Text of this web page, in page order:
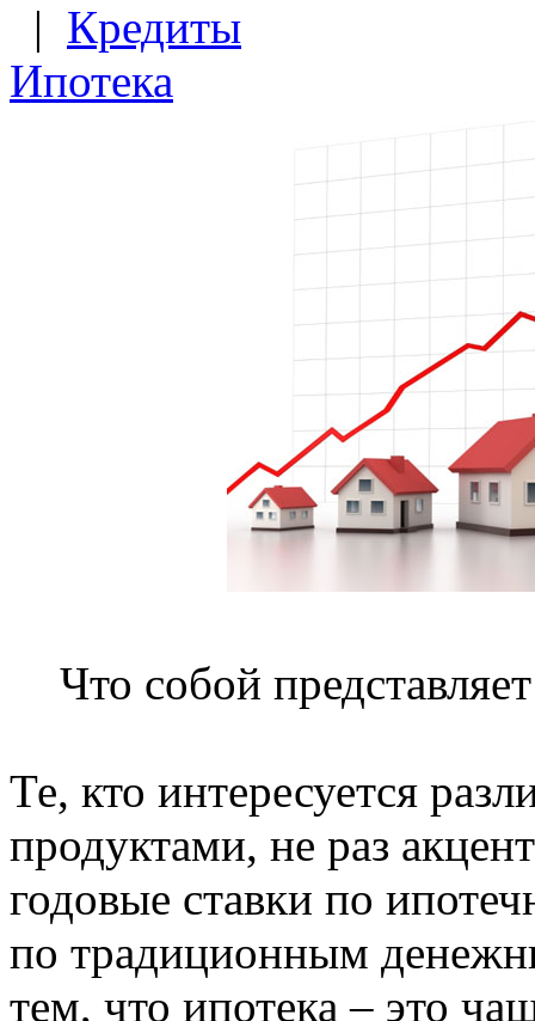
| Кредиты
Ипотека
Что собой
Те, кто интересуется
продуктами, не раз
годовые ставки по
по традиционным
тем, что ипотека – это